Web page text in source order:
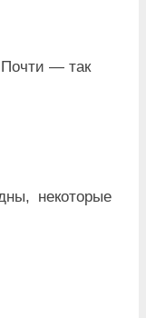
Почти — так
некоторые